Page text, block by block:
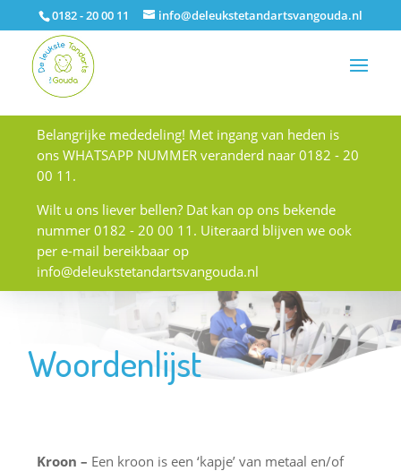
0182 - 20 00 11 info@deleukstetandartsvangouda.nl
Belangrijke mededeling! Met ingang van heden is
ons WHATSAPP NUMMER veranderd naar 0182 - 20
00 11.
Wilt u ons liever bellen? Dat kan op ons bekende
nummer 0182 - 20 00 11. Uiteraard blijven we ook
per e-mail bereikbaar op
info@deleukstetandartsvangouda.nl
Woordenlijst
Kroon – Een kroon is een ‘kapje’ van metaal en/of